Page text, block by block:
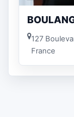
127
France